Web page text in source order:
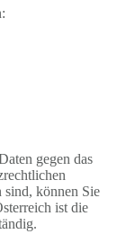
gegen das
sind, können Sie
ist die